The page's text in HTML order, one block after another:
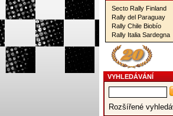
Secto Rally Finland
Rally del Paraguay
Rally Chile Biobío
Rally Italia Sardegna
VYHLEDÁVÁNÍ
Rozšířené